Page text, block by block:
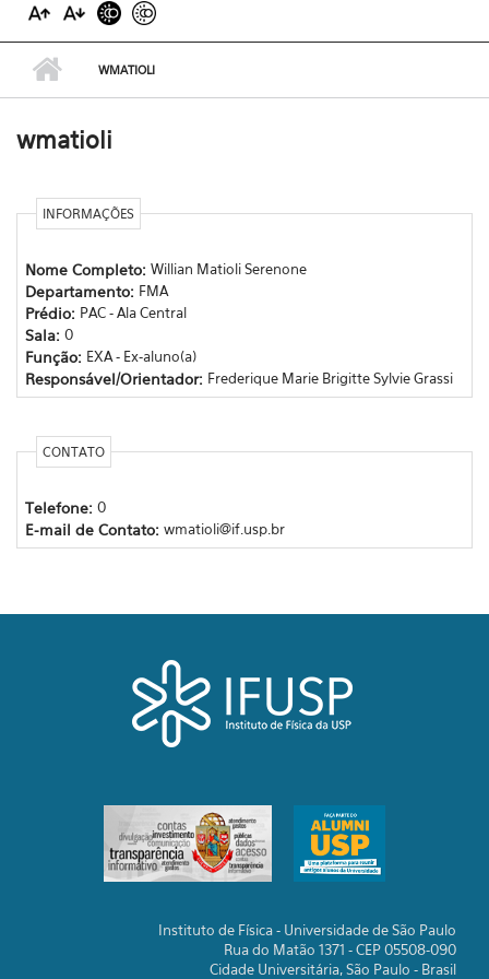
WMATIOLI
wmatioli
INFORMAÇÕES
Nome Completo: Willian Matioli Serenone
Departamento: FMA
Prédio: PAC - Ala Central
Sala: 0
Função: EXA - Ex-aluno(a)
Responsável/Orientador: Frederique Marie Brigitte Sylvie Grassi
CONTATO
Telefone: 0
E-mail de Contato: wmatioli@if.usp.br
Instituto de Física - Universidade de São Paulo
Rua do Matão 1371 - CEP 05508-090
Cidade Universitária, São Paulo - Brasil